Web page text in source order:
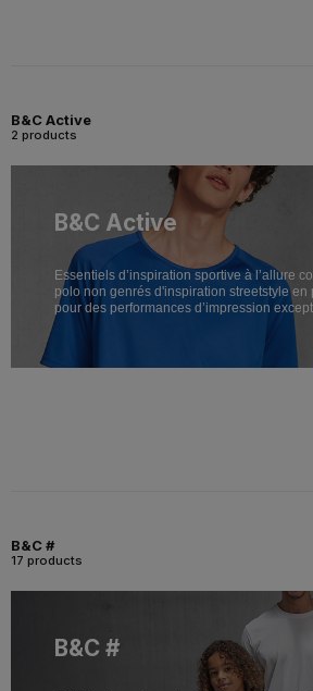
B&C Active
2 products
B&C Active
Essentiels d’inspiration sportive à l’allure
polo non genrés d'inspiration streetstyle en
pour des performances d’impression
B&C #
17 products
B&C #